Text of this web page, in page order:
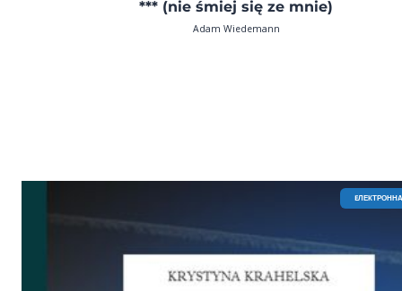
*** (nie śmiej się ze mnie)
Adam Wiedemann